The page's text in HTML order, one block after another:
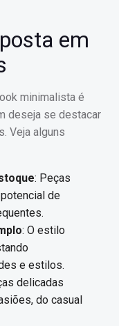
em
minimalista é
deseja se destacar
Veja alguns
: Peças
de
: O estilo
e estilos.
delicadas
do casual